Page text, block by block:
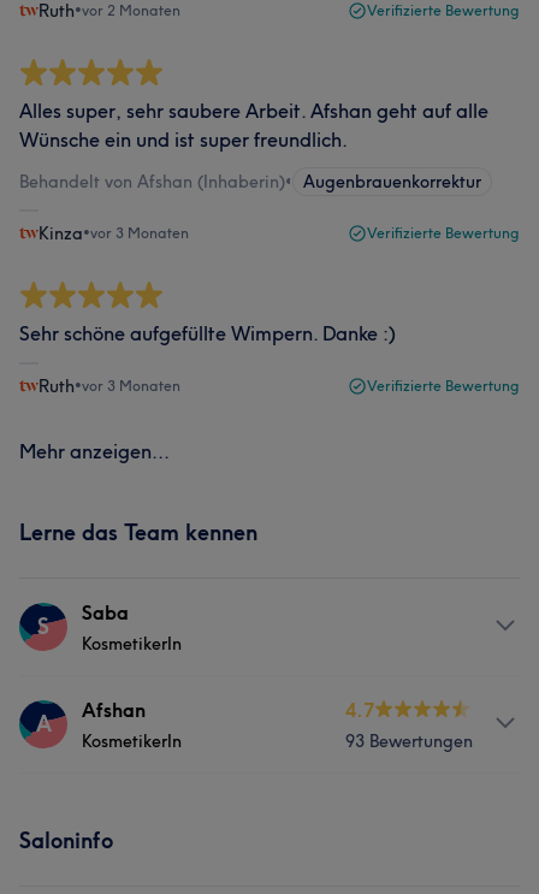
Ruth•vor 2 Monaten Verifizierte Bewertung
Alles super, sehr saubere Arbeit. Afshan geht auf alle
Wünsche ein und ist super freundlich.
Behandelt von Afshan (Inhaberin)• Augenbrauenkorrektur
Kinza•vor 3 Monaten Verifizierte Bewertung
Sehr schöne aufgefüllte Wimpern. Danke :)
Ruth•vor 3 Monaten Verifizierte Bewertung
Mehr anzeigen...
Lerne das Team kennen
S Saba
KosmetikerIn
Services
A Afshan
KosmetikerIn
4.7
93 Bewertungen
Saloninfo